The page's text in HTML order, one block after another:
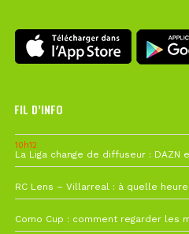
FIL D’INFO
10h12